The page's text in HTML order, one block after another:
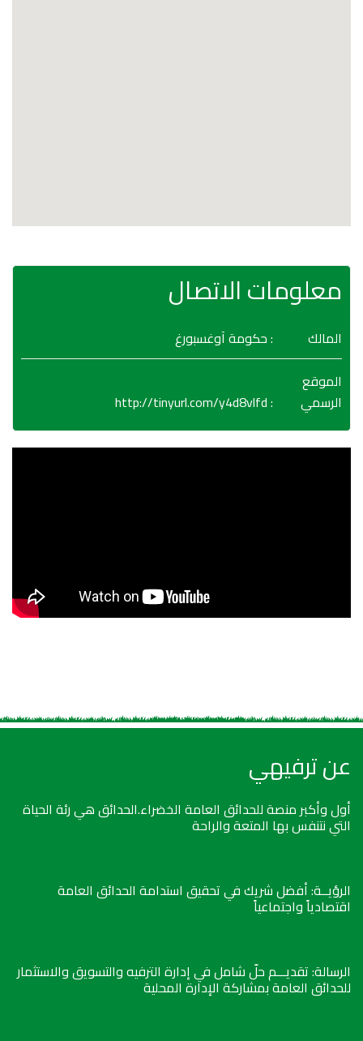
معلومات الاتصال
المالك
: حكومة آوغسبورغ
الموقع
الرسمي
:
http://tinyurl.com/y4d8vlfd
عن ترفيهي
أول وأكبر منصة للحدائق العامة الخضراء.الحدائق هي رئة الحياة
التي نتنفس بها المتعة والراحة
الرؤيــة: أفضل شريك في تحقيق استدامة الحدائق العامة
اقتصادياً واجتماعياً
الرسالة: تقديـــم حلّ شامل في إدارة الترفيه والتسويق والاستثمار
للحدائق العامة بمشاركة الإدارة المحلية